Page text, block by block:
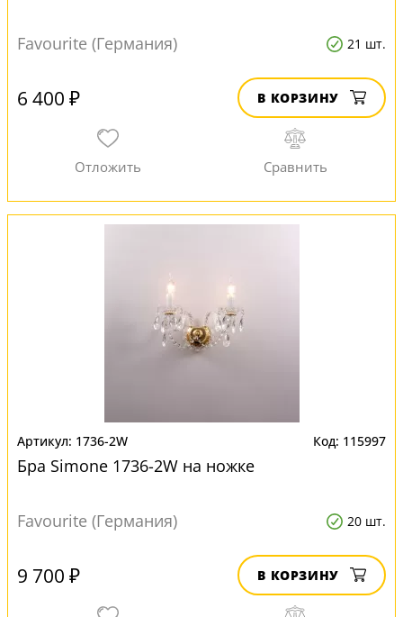
Favourite (Германия) 21 шт.
6 400 ₽ В КОРЗИНУ
1736-2W 115997
Бра Simone 1736-2W на ножке
Favourite (Германия) 20 шт.
9 700 ₽ В КОРЗИНУ